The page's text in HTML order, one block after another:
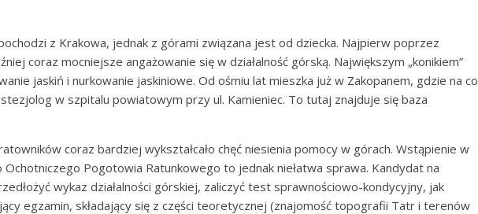
z Krakowa, jednak z górami związana jest od dziecka. Najpierw poprzez
coraz mocniejsze angażowanie się w działalność górską. Największym „konikiem”
jaskiń i nurkowanie jaskiniowe. Od ośmiu lat mieszka już w Zakopanem, gdzie na co
w szpitalu powiatowym przy ul. Kamieniec. To tutaj znajduje się baza
coraz bardziej wykształcało chęć niesienia pomocy w górach. Wstąpienie w
Pogotowia Ratunkowego to jednak niełatwa sprawa. Kandydat na
wykaz działalności górskiej, zaliczyć test sprawnościowo-kondycyjny, jak
egzamin, składający się z części teoretycznej (znajomość topografii Tatr i terenów